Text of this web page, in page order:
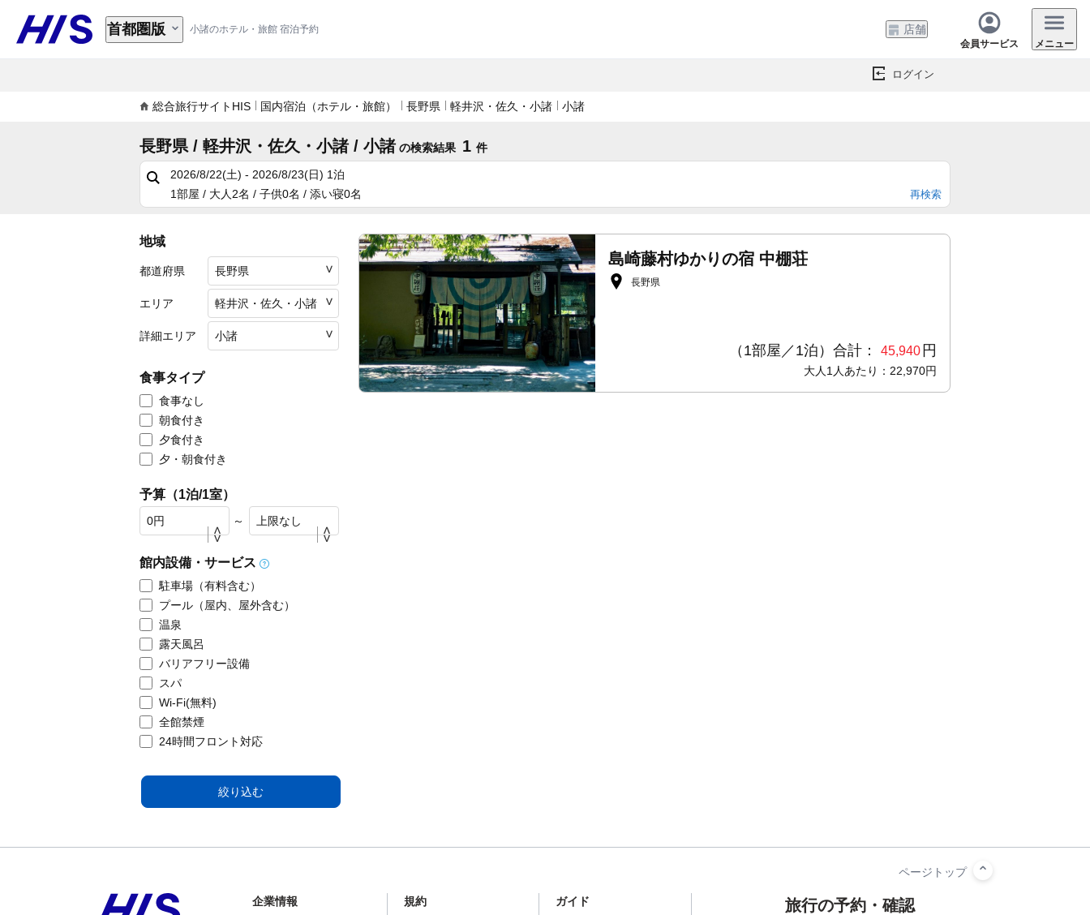
小諸のホテル・旅館 宿泊予約
首都圏版 店舗
会員サービス メニュー
ログイン
総合旅行サイトHIS 国内宿泊（ホテル・旅館） 長野県 軽井沢・佐久・小諸 小諸
長野県 / 軽井沢・佐久・小諸 / 小諸 の検索結果 1 件
2026/8/22(土) - 2026/8/23(日) 1泊
1部屋 / 大人2名 / 子供0名 / 添い寝0名
再検索
地域
都道府県
エリア
詳細エリア
食事タイプ
食事なし
朝食付き
夕食付き
夕・朝食付き
予算（1泊/1室）
～
館内設備・サービス
駐車場（有料含む）
プール（屋内、屋外含む）
温泉
露天風呂
バリアフリー設備
スパ
Wi-Fi(無料)
全館禁煙
24時間フロント対応
絞り込む
島崎藤村ゆかりの宿 中棚荘
長野県
（1部屋／1泊）合計： 45,940 円
大人1人あたり：22,970円
旅行の予約・確認
企業情報 規約 ガイド